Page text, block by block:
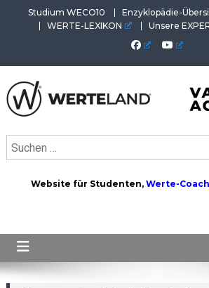
Studium WECO10 Enzyklopädie-
WERTE-LEXIKON
Unsere
Akademie. Wertvolles für
Website für Studenten, Werte-Coach